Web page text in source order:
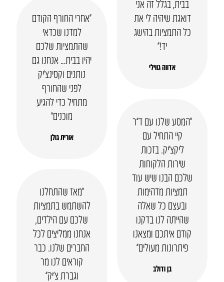
בבית, בגלל זה אני
דואגת שיהיה לי את
כל התמציות בהישג
יד!”
אדווה גווילי
“אחרי החורף הקודם
למדנו שכדאי
שהתמציות שלכם
יהיו בבית… אנחנו גם
נותנים וקסינצ’יק
לפני שהחורף
מתחיל כדי להגיע
מוכנים”
אורית גולן
“המסע שלנו עם ד”ר
קיי התחיל עם
ליקצ’יק. בזכות
שירות הלקוחות
שלכם הבנו שיש עוד
תמציות מדהימות
ובעצם כל שאלה
שהייתה לנו בדקנו
קודם איתכם ומצאנו
פיתרונות מעולים”
בן ודולב
“מאז שהתחלנו
להשתמש בתמציות
שלכם עם הילדים,
אנחנו ממליצים לכל
החברים שלנו. כבר
קוראים לנו מר
וגברת צ’יק”